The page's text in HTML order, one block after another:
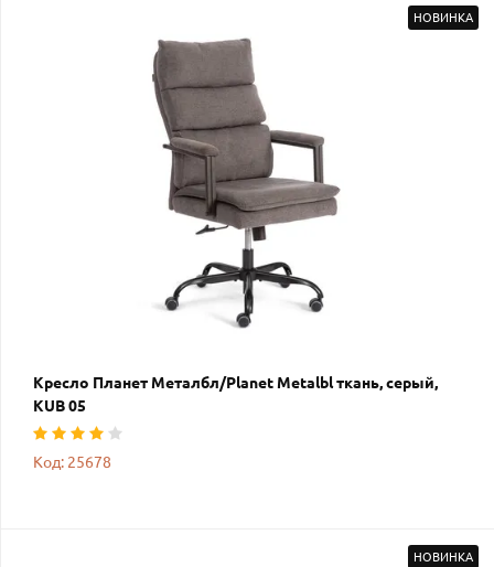
НОВИНКА
Кресло Планет Металбл/Planet Metalbl ткань, серый,
KUB 05
Код: 25678
НОВИНКА